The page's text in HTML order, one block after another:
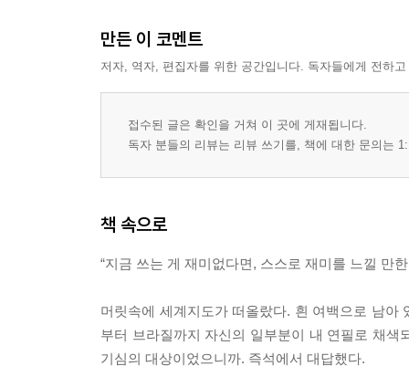
만든 이 코멘트
저자, 역자, 편집자를 위한 공간입니다. 독자들에게 전하
접수된 글은 확인을 거쳐 이 곳에 게재됩니다.
독자 분들의 리뷰는 리뷰 쓰기를, 책에 대한 문의는
책 속으로
“지금 쓰는 게 재미없다면, 스스로 재미를 느낄 만
머릿속에 세계지도가 떠올랐다. 흰 여백으로 남
부터 브라질까지 자신의 일부분이 내 연필로 채
기심의 대상이었으니까. 즉석에서 대답했다.